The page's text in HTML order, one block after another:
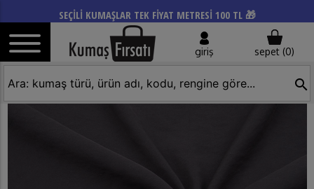
SEÇİLİ KUMAŞLAR TEK FİYAT METRESİ 100 TL 🎁
giriş sepet (0)
search